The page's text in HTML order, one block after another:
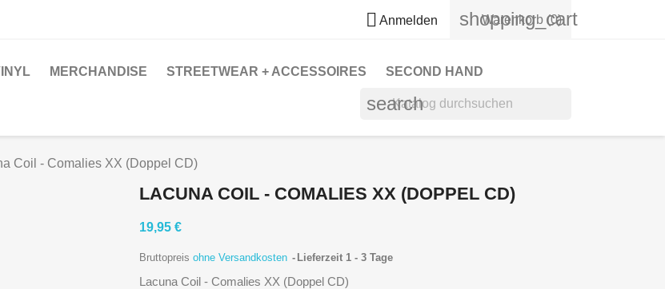
 Anmelden shopping_cart
Warenkorb (0)
MERCHANDISE STREETWEAR + ACCESSOIRES SECOND HAND
search
Coil - Comalies XX (Doppel CD)
LACUNA COIL - COMALIES XX (DOPPEL CD)
19,95 €
Bruttopreis ohne Versandkosten Lieferzeit 1 - 3 Tage
Lacuna Coil - Comalies XX (Doppel CD)